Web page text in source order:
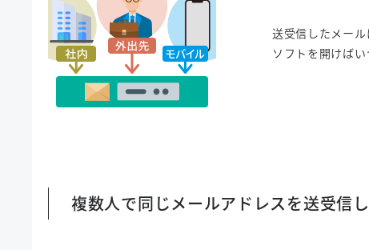
送受信したメー
ソフトを開けば
複数人で同じメールアドレスを送受信